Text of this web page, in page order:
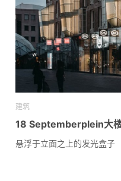
建筑
18 Septemberplein大
悬浮于立面之上的发光盒子